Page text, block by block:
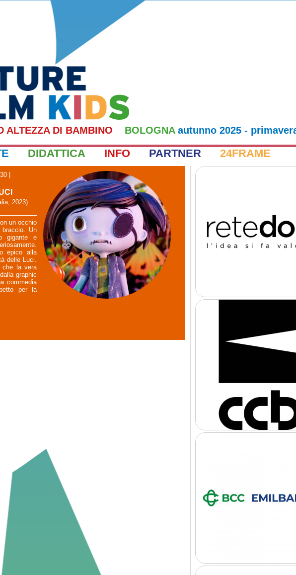
ALTEZZA DI BAMBINO BOLOGNA autunno 2025 -
DIDATTICA INFO PARTNER 24FRAME
2023)
un occhio
Un
gigante e
epico alla
delle Luci.
che la vera
graphic
commedia
per la